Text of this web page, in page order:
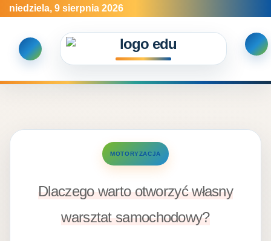
Skip
content
niedziela, 9 sierpnia 2026
MOTORYZACJA
Dlaczego warto otworzyć własny
warsztat samochodowy?